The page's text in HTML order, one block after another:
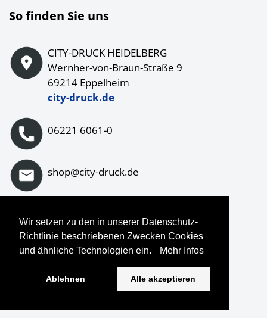
Wir setzen zu den in unserer Datenschutz-
Richtlinie beschriebenen Zwecken Cookies
und ähnliche Technologien ein.
Mehr Infos
Ablehnen Alle akzeptieren
So finden Sie uns
CITY-DRUCK HEIDELBERG
Wernher-von-Braun-Straße 9
69214 Eppelheim
city-druck.de
06221 6061-0
shop@city-druck.de
Auf Instagram folgen
CDH Printothek. All Rights Reserved.